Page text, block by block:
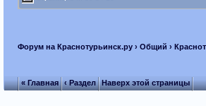
Форум на Краснотурьинск.ру› Общий ›
« Главная ‹ Раздел Наверх этой страницы